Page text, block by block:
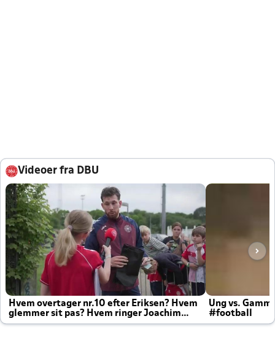
Videoer fra DBU
Hvem overtager nr.10 efter Eriksen? Hvem
glemmer sit pas? Hvem ringer Joachim
altid til efter kampe?
Ung vs.
#football